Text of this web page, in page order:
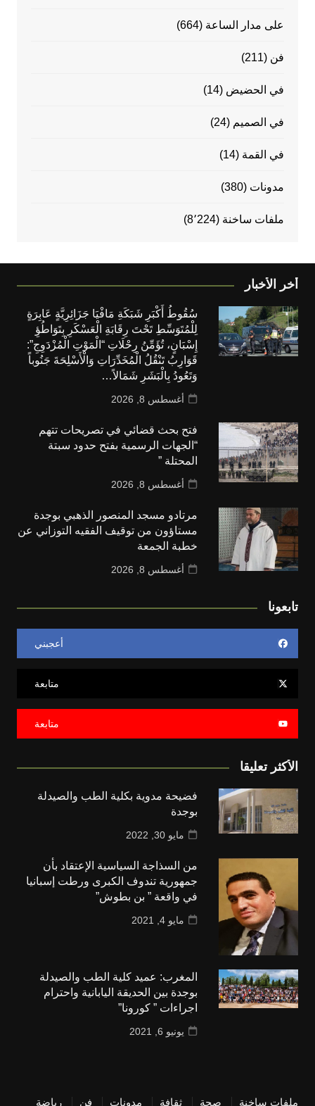
على مدار الساعة (664)
فن (211)
في الحضيض (14)
في الصميم (24)
في القمة (14)
مدونات (380)
ملفات ساخنة (8٬224)
أخر الأخبار
سُقُوطُ أَكْبَرِ شَبَكَةِ مَافْيَا جَزَائِرِيَّةٍ عَابِرَةٍ
لِلْمُتَوَسِّطِ تَحْتَ رِقَابَةِ الْعَسْكَرِ بِتَوَاطُؤِ
إِسْبَانٍ، تُؤَمِّنُ رِحْلَاتِ “الْمَوْتِ الْمُزْدَوِجِ”:
قَوَارِبُ تَنْقُلُ الْمُخَدِّرَاتِ وَالْأَسْلِحَةَ جَنُوباً
وَتَعُودُ بِالْبَشَرِ شَمَالاً…
أغسطس 8, 2026
فتح بحث قضائي في تصريحات تتهم
“الجهات الرسمية بفتح حدود سبتة
المحتلة ”
أغسطس 8, 2026
مرتادو مسجد المنصور الذهبي بوجدة
مستاؤون من توقيف الفقيه التوزاني عن
خطبة الجمعة
أغسطس 8, 2026
تابعونا
أعجبني
متابعة
متابعة
الأكثر تعليقا
فضيحة مدوية بكلية الطب والصيدلة
بوجدة
مايو 30, 2022
من السذاجة السياسية الإعتقاد بأن
جمهورية تندوف الكبرى ورطت إسبانيا
في واقعة ” بن بطوش”
مايو 4, 2021
المغرب: عميد كلية الطب والصيدلة
بوجدة بين الحديقة اليابانية واحترام
اجراءات ” كورونا”
يونيو 6, 2021
ملفات ساخنة صحة ثقافة مدونات فن رياضة